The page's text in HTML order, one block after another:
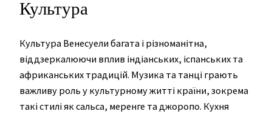
Культура
Культура Венесуели багата і різноманітна,
віддзеркалюючи вплив індіанських, іспанських та
африканських традицій. Музика та танці грають
важливу роль у культурному житті країни, зокрема
такі стилі як сальса, меренге та джоропо. Кухня